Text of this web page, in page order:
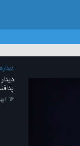
۱۶ /بهمن/ ۱۴۰۲